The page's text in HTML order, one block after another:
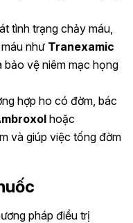
tình trạng chảy máu,
như Tranexamic
bảo vệ niêm mạc họng
hợp ho có đờm, bác
hoặc
và giúp việc tống đờm
pháp điều trị